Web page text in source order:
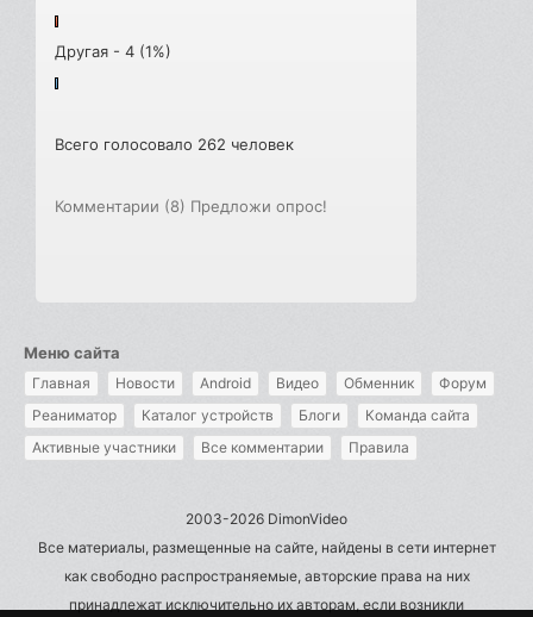
Другая - 4 (1%)
Всего голосовало 262 человек
Комментарии (8) Предложи опрос!
Меню сайта
Главная Новости Android Видео Обменник
Форум
Реаниматор
Каталог устройств Блоги
Команда сайта
Активные участники
Все комментарии Правила
2003-2026 DimonVideo
Все материалы, размещенные на сайте, найдены в сети интернет
как свободно распространяемые, авторские права на них
принадлежат исключительно их авторам, если возникли